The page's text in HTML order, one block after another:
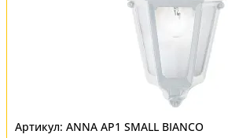
ANNA AP1 SMALL BIANCO